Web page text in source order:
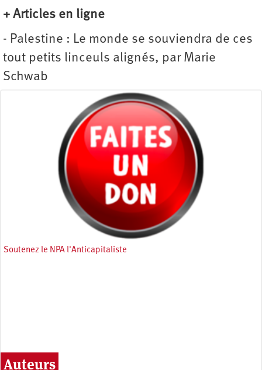
+ Articles en ligne
- Palestine : Le monde se souviendra de ces
tout petits linceuls alignés, par Marie
Schwab
Soutenez le NPA l'Anticapitaliste
Auteurs